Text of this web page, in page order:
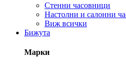
Стенни часовници
Настолни и салонни
Виж всички
Бижута
Марки